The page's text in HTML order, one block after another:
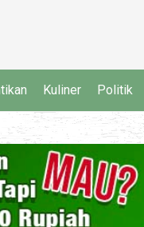
Kuliner Politik